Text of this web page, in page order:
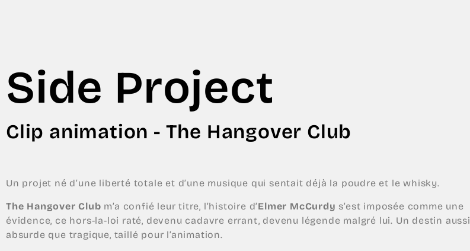
Side Project
Clip animation - The Hangover Club
Un projet né d’une liberté totale et d’une musique qui sentait déjà la poudre et le whisky.
The Hangover Club m’a confié leur titre, l’histoire d’Elmer McCurdy s’est imposée comme une
évidence, ce hors-la-loi raté, devenu cadavre errant, devenu légende malgré lui. Un destin aussi
absurde que tragique, taillé pour l’animation.